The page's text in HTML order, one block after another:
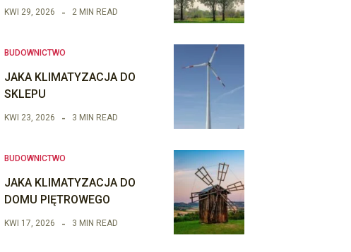
KWI 29, 2026 2 MIN READ
BUDOWNICTWO
JAKA KLIMATYZACJA DO
SKLEPU
KWI 23, 2026 3 MIN READ
BUDOWNICTWO
JAKA KLIMATYZACJA DO
DOMU PIĘTROWEGO
KWI 17, 2026 3 MIN READ